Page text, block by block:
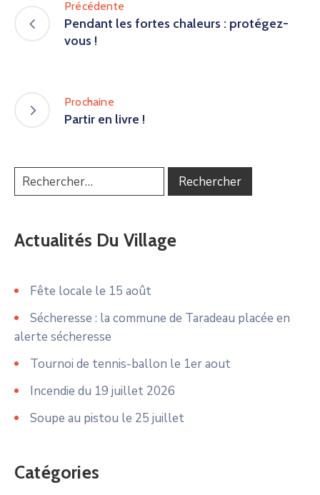
Précédente
Pendant les fortes chaleurs : protégez-
vous !
Prochaine
Partir en livre !
Actualités Du Village
Fête locale le 15 août
Sécheresse : la commune de Taradeau placée en
alerte sécheresse
Tournoi de tennis-ballon le 1er aout
Incendie du 19 juillet 2026
Soupe au pistou le 25 juillet
Catégories